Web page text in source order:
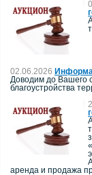
02.06.2026
Доводим до Вашего
благоустройства
аренда и продажа